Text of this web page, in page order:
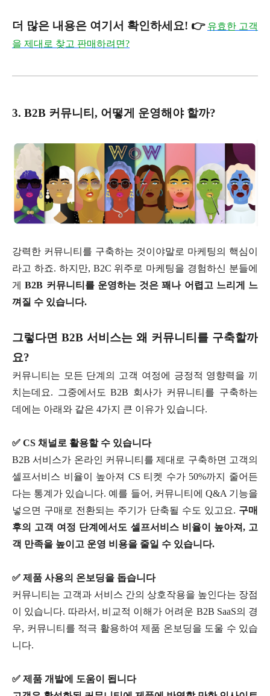
더 많은 내용은 여기서 확인하세요! 👉 유효한 고객
을 제대로 찾고 판매하려면?
3. B2B 커뮤니티, 어떻게 운영해야 할까?
강력한 커뮤니티를 구축하는 것이야말로 마케팅의 핵심이
라고 하죠. 하지만, B2C 위주로 마케팅을 경험하신 분들에
게B2B 커뮤니티를 운영하는 것은 꽤나 어렵고 느리게 느
껴질 수 있습니다.
그렇다면 B2B 서비스는 왜 커뮤니티를 구축할까
요?
커뮤니티는 모든 단계의 고객 여정에 긍정적 영향력을 끼
치는데요. 그중에서도 B2B 회사가 커뮤니티를 구축하는
데에는 아래와 같은 4가지 큰 이유가 있습니다.
✅ CS 채널로 활용할 수 있습니다
B2B 서비스가 온라인 커뮤니티를 제대로 구축하면 고객의
셀프서비스 비율이 높아져 CS 티켓 수가 50%까지 줄어든
다는 통계가 있습니다. 예를 들어, 커뮤니티에 Q&A 기능을
넣으면 구매로 전환되는 주기가 단축될 수도 있고요. 구매
후의 고객 여정 단계에서도 셀프서비스 비율이 높아져, 고
객 만족을 높이고 운영 비용을 줄일 수 있습니다.
✅ 제품 사용의 온보딩을 돕습니다
커뮤니티는 고객과 서비스 간의 상호작용을 높인다는 장점
이 있습니다. 따라서, 비교적 이해가 어려운 B2B SaaS의 경
우, 커뮤니티를 적극 활용하여 제품 온보딩을 도울 수 있습
니다.
✅ 제품 개발에 도움이 됩니다